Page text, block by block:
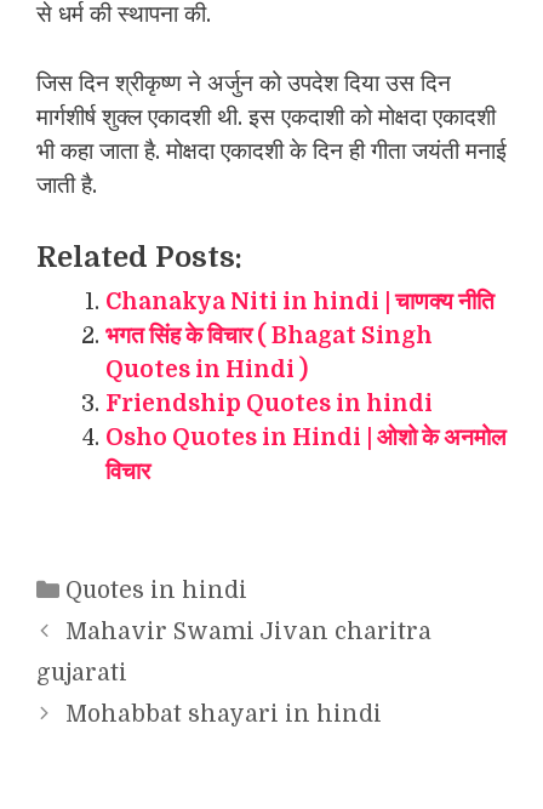
से धर्म की स्‍थापना की.
जिस दिन श्रीकृष्‍ण ने अर्जुन को उपदेश दिया उस दिन
मार्गशीर्ष शुक्‍ल एकादशी थी. इस एकदाशी को मोक्षदा एकादशी
भी कहा जाता है. मोक्षदा एकादशी के द‍िन ही गीता जयंती मनाई
जाती है.
Related Posts:
Chanakya Niti in hindi | चाणक्य नीति
भगत सिंह के विचार ( Bhagat Singh
Quotes in Hindi )
Friendship Quotes in hindi
Osho Quotes in Hindi | ओशो के अनमोल
विचार
Categories
Quotes in hindi
Mahavir Swami Jivan charitra
gujarati
Mohabbat shayari in hindi